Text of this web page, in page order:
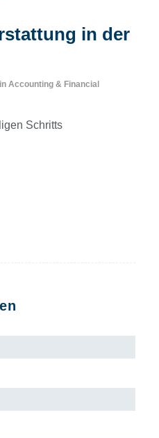
in der
in Accounting & Financial
Schritts